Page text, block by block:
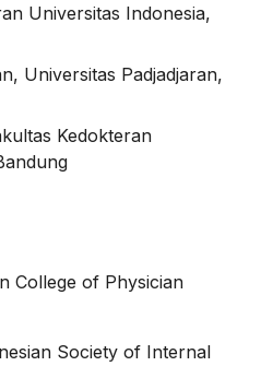
Universitas Indonesia,
Universitas Padjadjaran,
Kedokteran
College of Physician
Society of Internal